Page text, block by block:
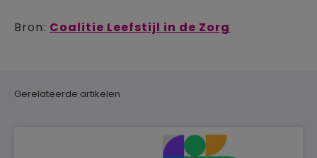
Bron: Coalitie Leefstijl in de Zorg
Gerelateerde artikelen